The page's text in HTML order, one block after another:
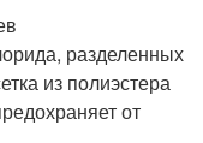
разделенных
из полиэстера
от